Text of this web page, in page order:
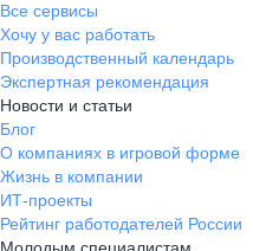
Все сервисы
Хочу у вас работать
Производственный календарь
Экспертная рекомендация
Новости и статьи
Блог
О компаниях в игровой форме
Жизнь в компании
ИТ-проекты
Рейтинг работодателей России